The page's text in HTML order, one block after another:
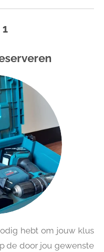
hebt om jouw klus
de door jou gewenste